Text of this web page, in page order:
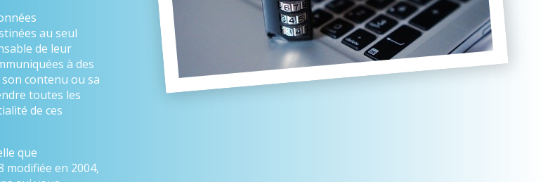
au seul
de leur
à des
contenu ou sa
toutes les
de ces
que
en 2004,